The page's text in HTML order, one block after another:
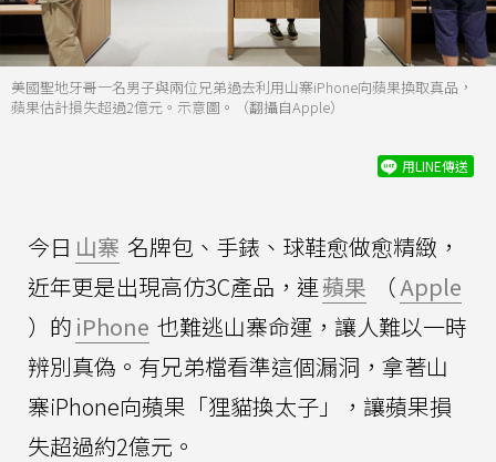
美國聖地牙哥一名男子與兩位兄弟過去利用山寨iPhone向蘋果換取真品，
蘋果估計損失超過2億元。示意圖。（翻攝自Apple）
用LINE傳送
今日 山寨 名牌包、手錶、球鞋愈做愈精緻，
近年更是出現高仿3C產品，連蘋果 （Apple
）的 iPhone 也難逃山寨命運，讓人難以一時
辨別真偽。有兄弟檔看準這個漏洞，拿著山
寨iPhone向蘋果「狸貓換太子」，讓蘋果損
失超過約2億元。